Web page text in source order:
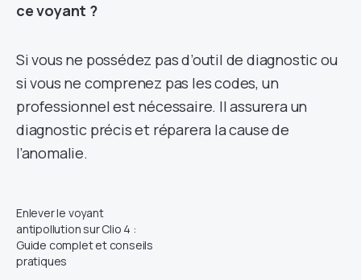
ce voyant ?
Si vous ne possédez pas d’outil de diagnostic ou
si vous ne comprenez pas les codes, un
professionnel est nécessaire. Il assurera un
diagnostic précis et réparera la cause de
l’anomalie.
Enlever le voyant
antipollution sur Clio 4 :
Guide complet et conseils
pratiques